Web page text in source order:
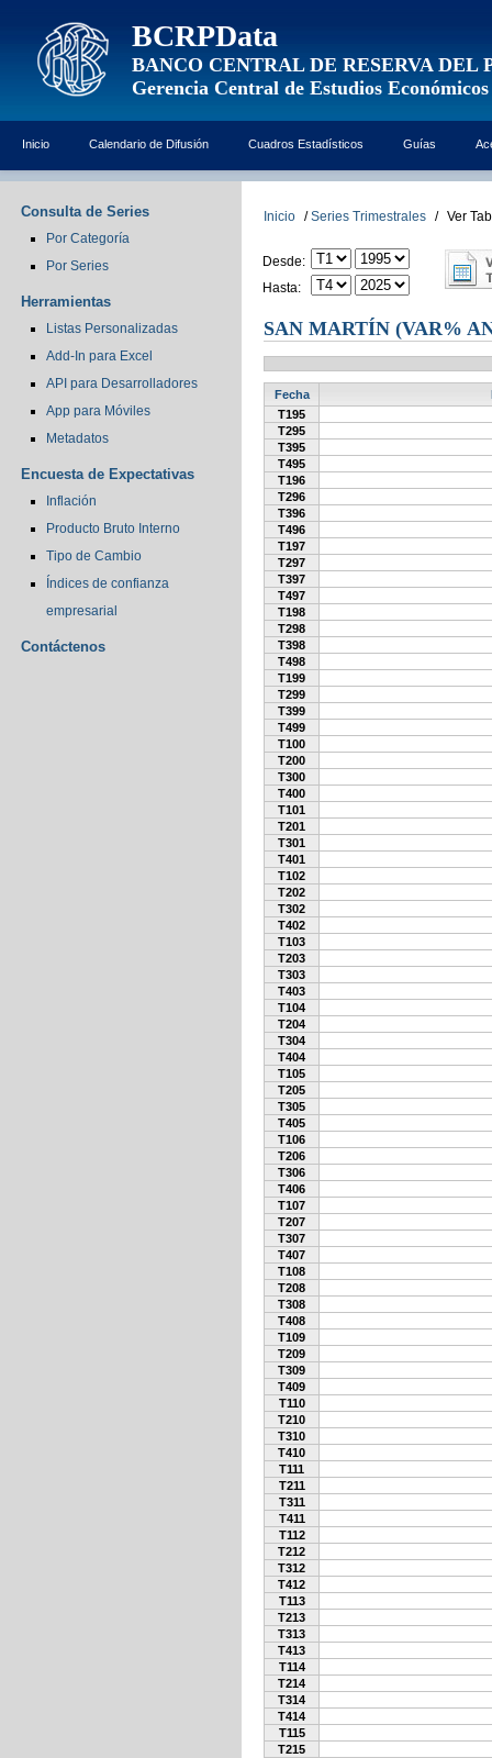
BCRPData
BANCO CENTRAL DE RESERVA DEL
Gerencia Central de Estudios Económicos
Inicio Calendario de Difusión Cuadros Estadísticos Guías
Consulta de Series
Por Categoría
Por Series
Herramientas
Listas Personalizadas
Add-In para Excel
API para Desarrolladores
App para Móviles
Metadatos
Encuesta de Expectativas
Inflación
Producto Bruto Interno
Tipo de Cambio
Índices de confianza
empresarial
Contáctenos
Inicio / Series Trimestrales / Ver
Desde:
Hasta:
SAN MARTÍN (VAR%
Fecha
T195
T295
T395
T495
T196
T296
T396
T496
T197
T297
T397
T497
T198
T298
T398
T498
T199
T299
T399
T499
T100
T200
T300
T400
T101
T201
T301
T401
T102
T202
T302
T402
T103
T203
T303
T403
T104
T204
T304
T404
T105
T205
T305
T405
T106
T206
T306
T406
T107
T207
T307
T407
T108
T208
T308
T408
T109
T209
T309
T409
T110
T210
T310
T410
T111
T211
T311
T411
T112
T212
T312
T412
T113
T213
T313
T413
T114
T214
T314
T414
T115
T215